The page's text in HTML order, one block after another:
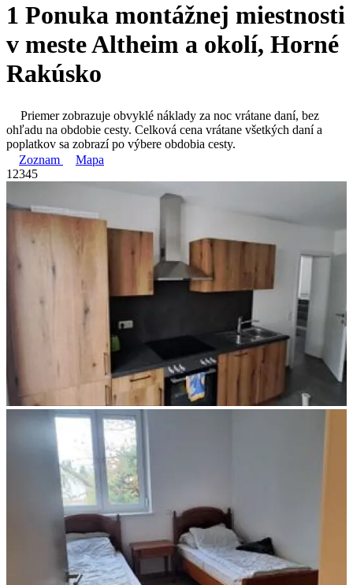
1 Ponuka montážnej miestnosti
v meste Altheim a okolí, Horné
Rakúsko
Priemer zobrazuje obvyklé náklady za noc vrátane daní, bez
ohľadu na obdobie cesty. Celková cena vrátane všetkých daní a
poplatkov sa zobrazí po výbere obdobia cesty.
Zoznam
Mapa
1 2345